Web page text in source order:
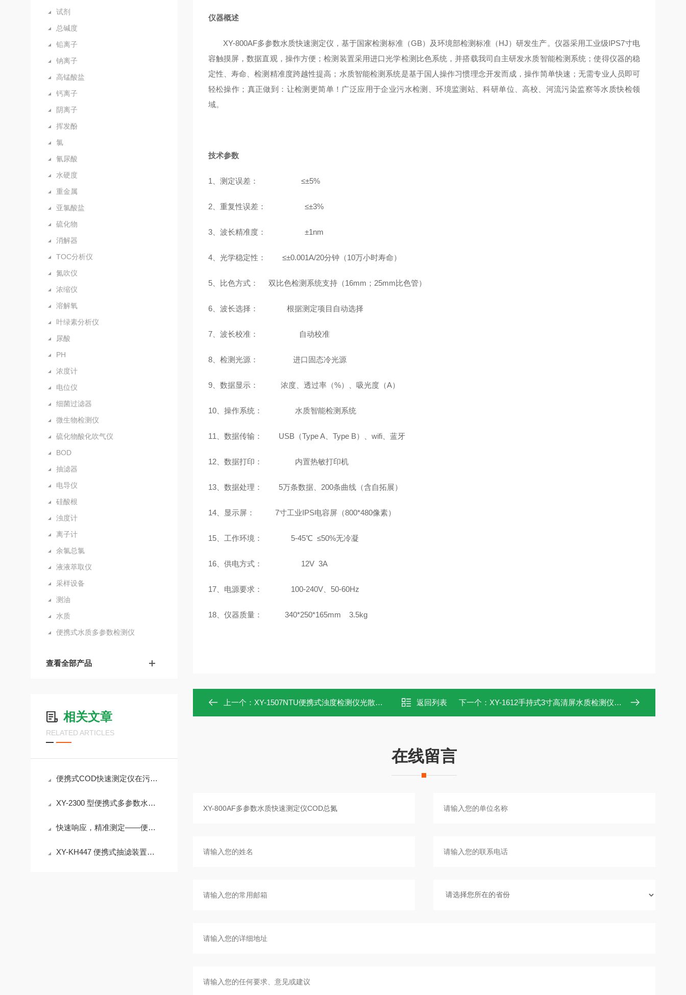
试剂
总碱度
铅离子
钠离子
高锰酸盐
钙离子
阴离子
挥发酚
氯
氰尿酸
水硬度
重金属
亚氯酸盐
硫化物
消解器
TOC分析仪
氮吹仪
浓缩仪
溶解氧
叶绿素分析仪
尿酸
PH
浓度计
电位仪
细菌过滤器
微生物检测仪
硫化物酸化吹气仪
BOD
抽滤器
电导仪
硅酸根
浊度计
离子计
余氯总氯
液液萃取仪
采样设备
测油
水质
便携式水质多参数检测仪
查看全部产品
相关文章
RELATED ARTICLES
便携式COD快速测定仪在污水处理厂工艺控制、排污口监测中的应用
XY-2300 型便携式多参数水质快速测定仪 30% 试剂节省 检测成本降
快速响应，精准测定——便携式COD快速测定仪
XY-KH447 便携式抽滤装置｜＜55dB 低噪声 水质过滤实验室外场设备介绍
仪器概述
XY-800AF多参数水质快速测定仪，基于国家检测标准（GB）及环境部检测标准（HJ）研发生产。仪器采用工业级IPS7寸电
容触摸屏，数据直观，操作方便；检测装置采用进口光学检测比色系统，并搭载我司自主研发水质智能检测系统；使得仪器的稳
定性、寿命、检测精准度跨越性提高；水质智能检测系统是基于国人操作习惯理念开发而成，操作简单快速；无需专业人员即可
轻松操作；真正做到：让检测更简单！广泛应用于企业污水检测、环境监测站、科研单位、高校、河流污染监察等水质快检领
域。
技术参数
1、测定误差： ≤±5%
2、重复性误差： ≤±3%
3、波长精准度： ±1nm
4、光学稳定性： ≤±0.001A/20分钟（10万⼩时寿命）
5、比色方式： 双比色检测系统支持（16mm；25mm比色管）
6、波长选择： 根据测定项目自动选择
7、波长校准： 自动校准
8、检测光源： 进口固态冷光源
9、数据显示： 浓度、透过率（%）、吸光度（A）
10、操作系统： 水质智能检测系统
11、数据传输： USB（Type A、Type B）、wifi、蓝牙
12、数据打印： 内置热敏打印机
13、数据处理： 5万条数据、200条曲线（含自拓展）
14、显示屏： 7寸工业IPS电容屏（800*480像素）
15、工作环境： 5-45℃ ≤50%无冷凝
16、供电方式： 12V 3A
17、电源要求： 100-240V、50-60Hz
18、仪器质量： 340*250*165mm 3.5kg
上一个： XY-1507NTU便携式浊度检测仪光散热式快速测定 返回列表 下一个： XY-1612手持式3寸高清屏水质检测仪硬度快速测定
在线留言